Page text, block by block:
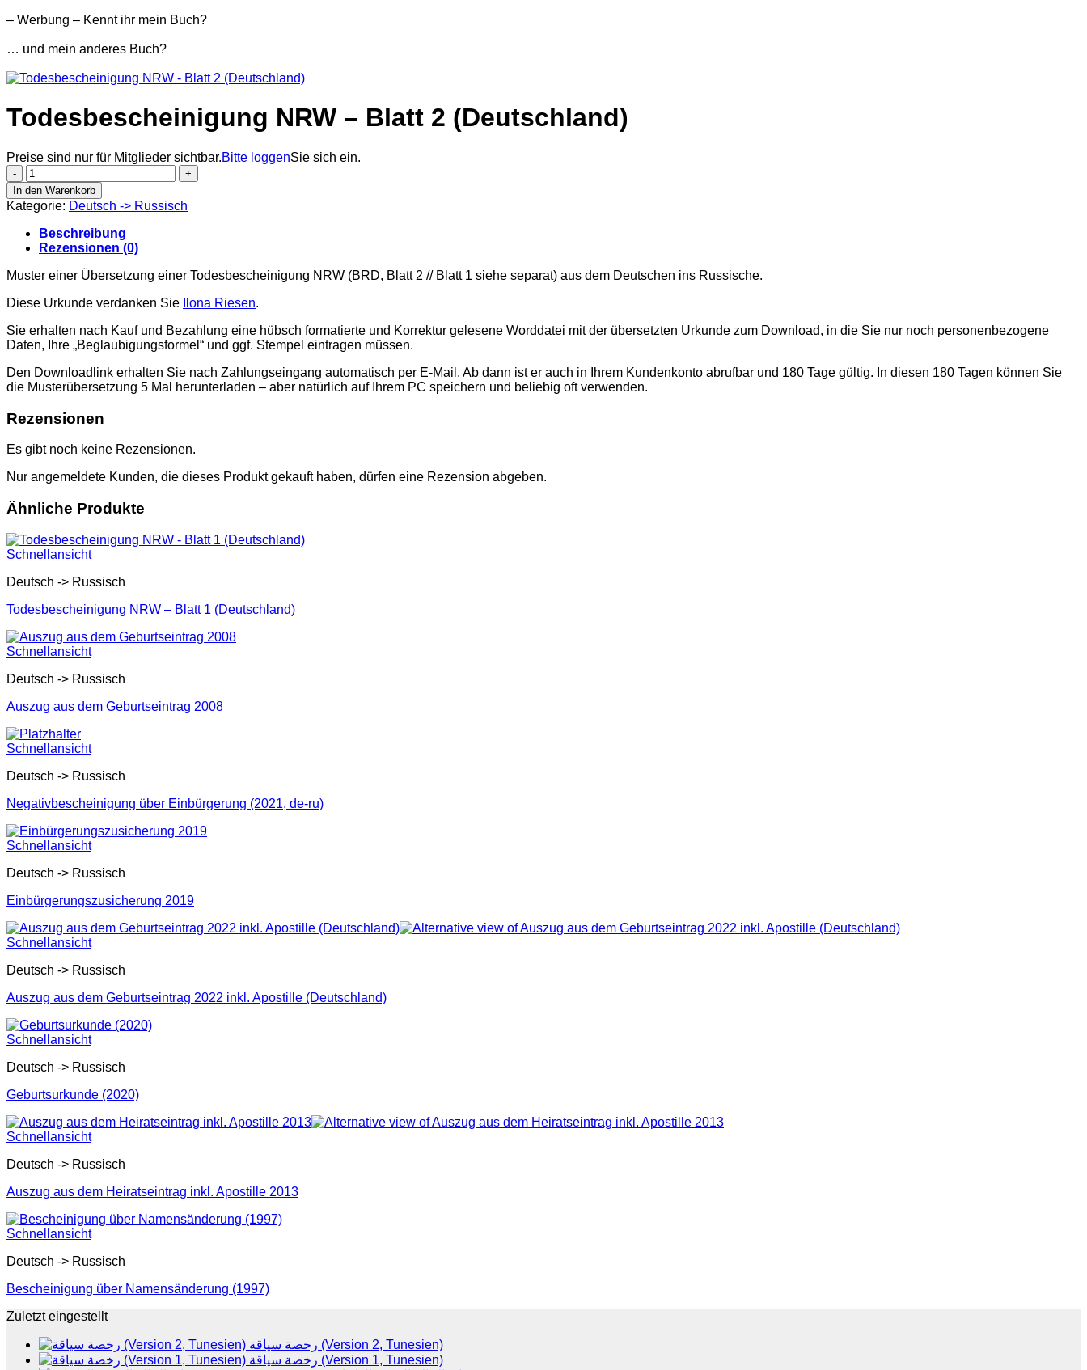
– Werbung – Kennt ihr mein Buch?
… und mein anderes Buch?
Todesbescheinigung NRW – Blatt 2 (Deutschland)
Preise sind nur für Mitglieder sichtbar.Bitte loggenSie sich ein.
Todesbescheinigung
NRW
-
Blatt
2
(Deutschland)
Menge
In den Warenkorb
Kategorie: Deutsch -> Russisch
Beschreibung
Rezensionen (0)
Muster einer Übersetzung einer Todesbescheinigung NRW (BRD, Blatt 2 // Blatt 1 siehe separat) aus dem Deutschen ins Russische.
Diese Urkunde verdanken Sie
Ilona Riesen.
Sie erhalten nach Kauf und Bezahlung eine hübsch formatierte und Korrektur gelesene Worddatei mit der übersetzten Urkunde zum Download, in die Sie nur noch personenbezogene
Daten, Ihre „Beglaubigungsformel“ und ggf. Stempel eintragen müssen.
Den Downloadlink erhalten Sie nach Zahlungseingang automatisch per E-Mail. Ab dann ist er auch in Ihrem Kundenkonto abrufbar und 180 Tage gültig. In diesen 180 Tagen können Sie
die Musterübersetzung 5 Mal herunterladen – aber natürlich auf Ihrem PC speichern und beliebig oft verwenden.
Rezensionen
Es gibt noch keine Rezensionen.
Nur angemeldete Kunden, die dieses Produkt gekauft haben, dürfen eine Rezension abgeben.
Ähnliche Produkte
Schnellansicht
Deutsch -> Russisch
Todesbescheinigung NRW – Blatt 1 (Deutschland)
Schnellansicht
Deutsch -> Russisch
Auszug aus dem Geburtseintrag 2008
Schnellansicht
Deutsch -> Russisch
Negativbescheinigung über Einbürgerung (2021, de-ru)
Schnellansicht
Deutsch -> Russisch
Einbürgerungszusicherung 2019
Schnellansicht
Deutsch -> Russisch
Auszug aus dem Geburtseintrag 2022 inkl. Apostille (Deutschland)
Schnellansicht
Deutsch -> Russisch
Geburtsurkunde (2020)
Schnellansicht
Deutsch -> Russisch
Auszug aus dem Heiratseintrag inkl. Apostille 2013
Schnellansicht
Deutsch -> Russisch
Bescheinigung über Namensänderung (1997)
Zuletzt eingestellt
رخصة سياقة (Version 2, Tunesien)
رخصة سياقة (Version 1, Tunesien)